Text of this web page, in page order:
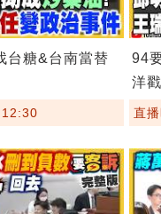
台糖&台南當替
94
洋
直